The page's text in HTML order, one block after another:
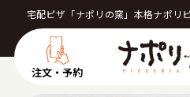
宅配ピザ「ナポリの窯」本格ナポリ
注文・予約